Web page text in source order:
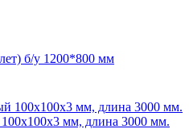
б/у 1200*800 мм
мм, длина 3000 мм.